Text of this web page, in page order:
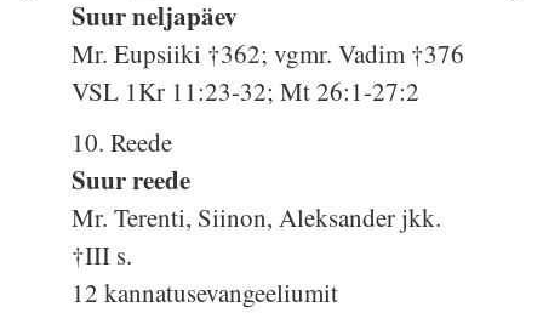
Suur neljapäev
Mr. Eupsiiki †362; vgmr. Vadim †376
VSL 1Kr 11:23-32; Mt 26:1-27:2
10. Reede
Suur reede
Mr. Terenti, Siinon, Aleksander jkk.
†III s.
12 kannatusevangeeliumit